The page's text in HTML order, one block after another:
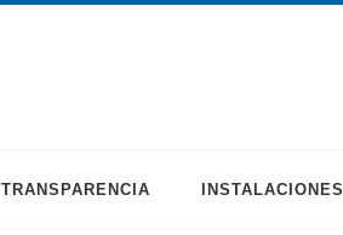
TRANSPARENCIA INSTALACIONES